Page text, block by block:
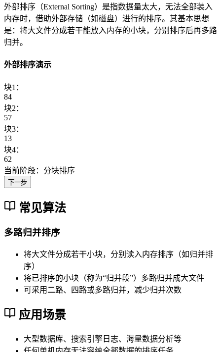
外部排序（External Sorting）是指数据量太大，无法全部装入
内存时，借助外部存储（如磁盘）进行的排序。其基本思想
是：将大文件分成若干能放入内存的小块，分别排序后再多路
归并。
外部排序演示
块1：
84
块2：
57
块3：
13
块4：
62
当前阶段：分块排序
下一步
常见算法
多路归并排序
将大文件分成若干小块，分别读入内存排序（如归并排
序）
将已排序的小块（称为“归并段”）多路归并成大文件
可采用二路、四路或多路归并，减少归并次数
应用场景
大型数据库、搜索引擎日志、海量数据分析等